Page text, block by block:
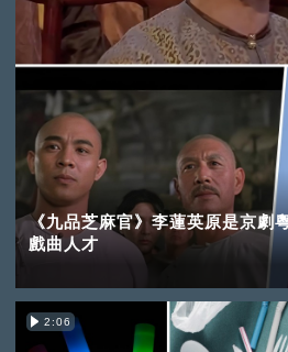
《九品芝麻官》李蓮英原是京劇
戲曲人才
2:06